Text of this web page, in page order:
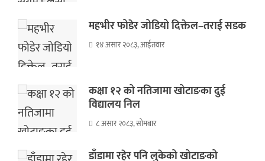
महभीर फोडेर जोडियो दिक्तेल–तराई सडक
१४ असार २०८३, आईतवार
कक्षा १२ को नतिजामा खोटाङका दुई
विद्यालय निल
८ असार २०८३, सोमबार
डाँडामा रहेर पनि लुकेको खोटाङको